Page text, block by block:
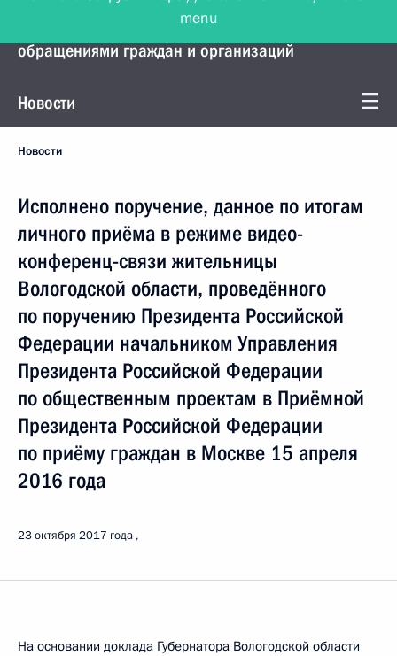
Управление Президента по работе с
обращениями граждан и организаций
Новости
Новости
Исполнено поручение, данное по итогам
личного приёма в режиме видео-
конференц-связи жительницы
Вологодской области, проведённого
по поручению Президента Российской
Федерации начальником Управления
Президента Российской Федерации
по общественным проектам в Приёмной
Президента Российской Федерации
по приёму граждан в Москве 15 апреля
2016 года
23 октября 2017 года
На основании доклада Губернатора Вологодской области